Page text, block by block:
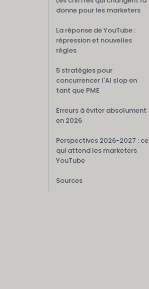
donne pour les marketers
La réponse de YouTube :
répression et nouvelles
règles
5 stratégies pour
concurrencer l'AI slop en
tant que PME
Erreurs à éviter absolument
en 2026
Perspectives 2026-2027 : ce
qui attend les marketers
YouTube
Sources